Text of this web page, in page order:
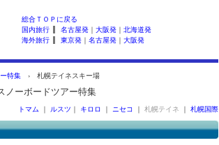
総合ＴＯＰに戻る
国内旅行
名古屋発 ｜ 大阪発 ｜ 北海道発
海外旅行
東京発 ｜ 名古屋発 ｜ 大阪発
特集 › 札幌テイネスキー場
トマム ｜ ルスツ ｜ キロロ ｜ ニセコ ｜ 札幌テイネ ｜ 札幌国際